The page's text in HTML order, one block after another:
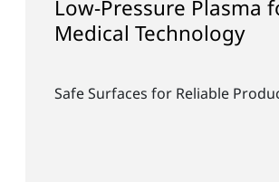
Plasma for
for Reliable Products